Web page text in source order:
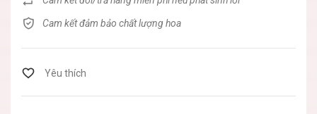
Cam kết đảm bảo chất lượng hoa